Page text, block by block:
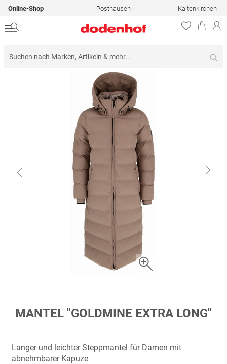
Online-Shop Posthausen Kaltenkirchen
Zum
Anfang
springen
MANTEL "GOLDMINE EXTRA LONG"
Langer und leichter Steppmantel für Damen mit
abnehmbarer Kapuze